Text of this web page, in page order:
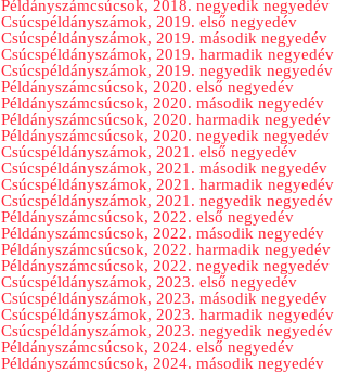
Példányszámcsúcsok, 2018. negyedik negyedév
Csúcspéldányszámok, 2019. első negyedév
Csúcspéldányszámok, 2019. második negyedév
Csúcspéldányszámok, 2019. harmadik negyedév
Csúcspéldányszámok, 2019. negyedik negyedév
Példányszámcsúcsok, 2020. első negyedév
Példányszámcsúcsok, 2020. második negyedév
Példányszámcsúcsok, 2020. harmadik negyedév
Példányszámcsúcsok, 2020. negyedik negyedév
Csúcspéldányszámok, 2021. első negyedév
Csúcspéldányszámok, 2021. második negyedév
Csúcspéldányszámok, 2021. harmadik negyedév
Csúcspéldányszámok, 2021. negyedik negyedév
Példányszámcsúcsok, 2022. első negyedév
Példányszámcsúcsok, 2022. második negyedév
Példányszámcsúcsok, 2022. harmadik negyedév
Példányszámcsúcsok, 2022. negyedik negyedév
Csúcspéldányszámok, 2023. első negyedév
Csúcspéldányszámok, 2023. második negyedév
Csúcspéldányszámok, 2023. harmadik negyedév
Csúcspéldányszámok, 2023. negyedik negyedév
Példányszámcsúcsok, 2024. első negyedév
Példányszámcsúcsok, 2024. második negyedév